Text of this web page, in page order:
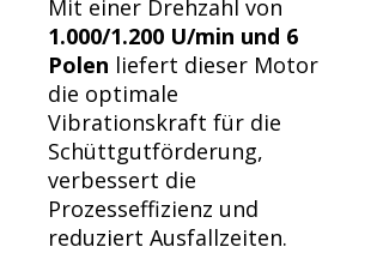
Mit einer Drehzahl von
1.000/1.200 U/min und 6
Polen liefert dieser Motor
die optimale
Vibrationskraft für die
Schüttgutförderung,
verbessert die
Prozesseffizienz und
reduziert Ausfallzeiten.